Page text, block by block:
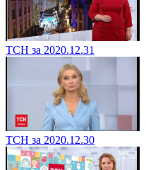
ТСН за 2020.12.31
ТСН за 2020.12.30